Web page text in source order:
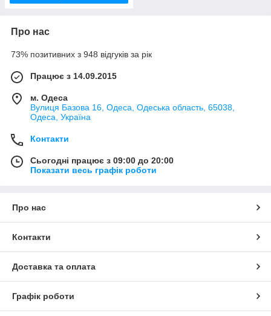
Про нас
73% позитивних з 948 відгуків за рік
Працює з 14.09.2015
м. Одеса
Вулиця Базова 16, Одеса, Одеська область, 65038,
Одеса, Україна
Контакти
Сьогодні працює з 09:00 до 20:00
Показати весь графік роботи
Про нас
Контакти
Доставка та оплата
Графік роботи